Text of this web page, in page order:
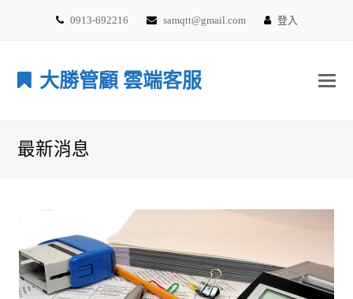
0913-692216 samqtt@gmail.com 登入
大勝管顧 雲端客服
最新消息